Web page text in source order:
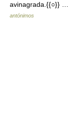
avinagrada.{{○}} …
antónimos